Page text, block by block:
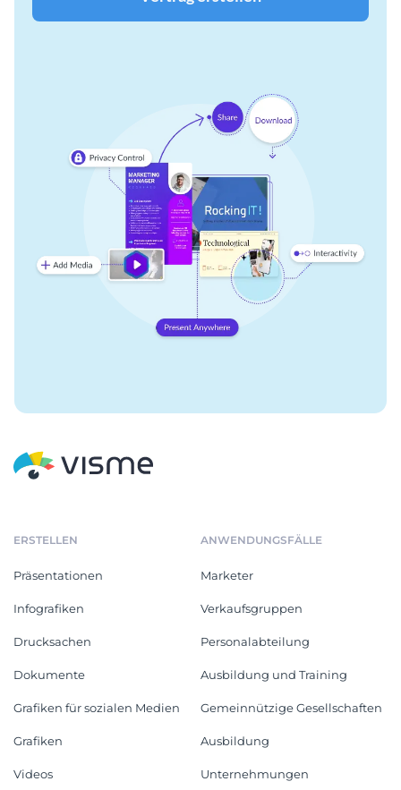
ERSTELLEN
Präsentationen
Infografiken
Drucksachen
Dokumente
Grafiken für sozialen Medien
Grafiken
Videos
ANWENDUNGSFÄLLE
Marketer
Verkaufsgruppen
Personalabteilung
Ausbildung und Training
Gemeinnützige Gesellschaften
Ausbildung
Unternehmungen